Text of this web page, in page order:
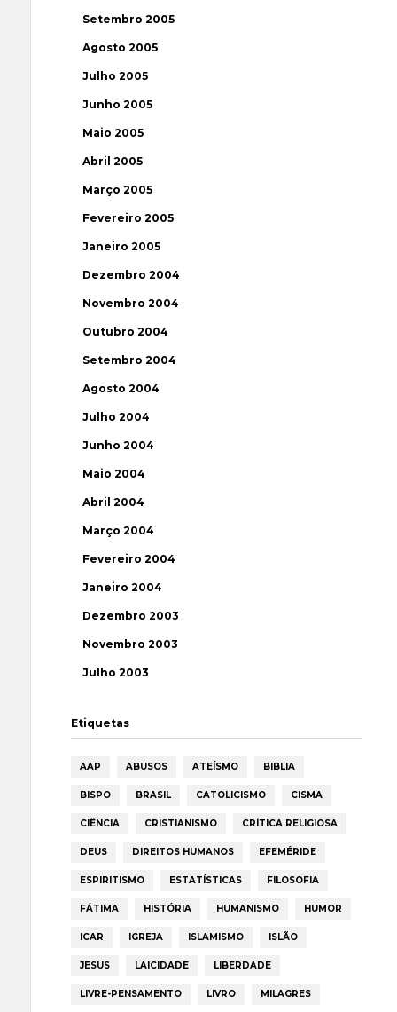
Setembro 2005
Agosto 2005
Julho 2005
Junho 2005
Maio 2005
Abril 2005
Março 2005
Fevereiro 2005
Janeiro 2005
Dezembro 2004
Novembro 2004
Outubro 2004
Setembro 2004
Agosto 2004
Julho 2004
Junho 2004
Maio 2004
Abril 2004
Março 2004
Fevereiro 2004
Janeiro 2004
Dezembro 2003
Novembro 2003
Julho 2003
Etiquetas
AAP ABUSOS ATEÍSMO BIBLIA
BISPO BRASIL CATOLICISMO CISMA
CIÊNCIA CRISTIANISMO CRÍTICA RELIGIOSA
DEUS DIREITOS HUMANOS EFEMÉRIDE
ESPIRITISMO ESTATÍSTICAS FILOSOFIA
FÁTIMA HISTÓRIA HUMANISMO HUMOR
ICAR IGREJA ISLAMISMO ISLÃO
JESUS LAICIDADE LIBERDADE
LIVRE-PENSAMENTO LIVRO MILAGRES